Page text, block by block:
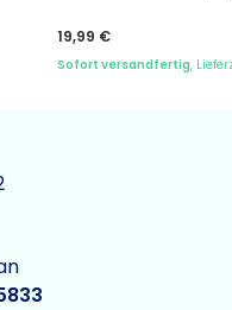
19,99 €
Sofort versandfertig,